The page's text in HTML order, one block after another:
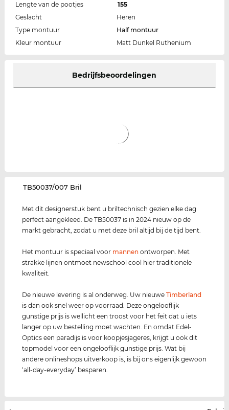
Lengte van de pootjes
155
Geslacht
Heren
Type montuur
Half montuur
Kleur montuur
Matt Dunkel Ruthenium
Bedrijfsbeoordelingen
‌TB50037/007 Bril
Met dit designerstuk bent u briltechnisch gezien elke dag
perfect aangekleed. De TB50037 is in 2024 nieuw op de
markt gebracht, zodat u met deze bril altijd bij de tijd bent.
Het montuur is speciaal voor mannen ontworpen. Met
strakke lijnen ontmoet newschool cool hier traditionele
kwaliteit.
De nieuwe levering is al onderweg. Uw nieuweTimberland
is dan ook snel weer op voorraad. Deze ongelooflijk
gunstige prijs is wellicht een troost voor het feit dat u iets
langer op uw bestelling moet wachten. En omdat Edel-
Optics een paradijs is voor koopjesjageres, krijgt u ook dit
topmodel voor een ongelooflijk gunstige prijs. Wat bij
andere onlineshops uitverkoop is, is bij ons eigenlijk gewoon
‘all-day-everyday’ besparen.